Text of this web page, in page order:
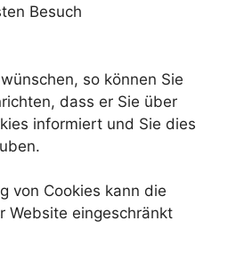
Besuch
so können Sie
dass er Sie über
informiert und Sie dies
von Cookies kann die
Website eingeschränkt